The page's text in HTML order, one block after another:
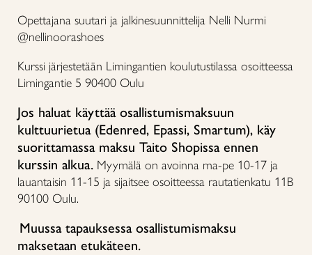
Opettajana suutari ja jalkinesuunnittelija Nelli Nurmi
@nellinoorashoes
Kurssi järjestetään Limingantien koulutustilassa osoitteessa
Limingantie 5 90400 Oulu
Jos haluat käyttää osallistumismaksuun
kulttuurietua (Edenred, Epassi, Smartum), käy
suorittamassa maksu Taito Shopissa ennen
kurssin alkua. Myymälä on avoinna ma-pe 10-17 ja
lauantaisin 11-15 ja sijaitsee osoitteessa rautatienkatu 11B
90100 Oulu.
Muussa tapauksessa osallistumismaksu
maksetaan etukäteen.